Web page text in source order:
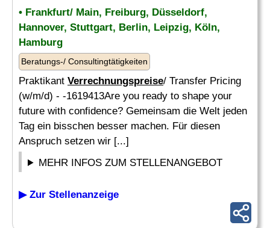
• Frankfurt/ Main, Freiburg, Düsseldorf,
Hannover, Stuttgart, Berlin, Leipzig, Köln,
Hamburg
Beratungs-/ Consultingtätigkeiten
Praktikant Verrechnungspreise/ Transfer Pricing
(w/m/d) - -1619413Are you ready to shape your
future with confidence? Gemeinsam die Welt jeden
Tag ein bisschen besser machen. Für diesen
Anspruch setzen wir [...]
MEHR INFOS ZUM STELLENANGEBOT
▶ Zur Stellenanzeige